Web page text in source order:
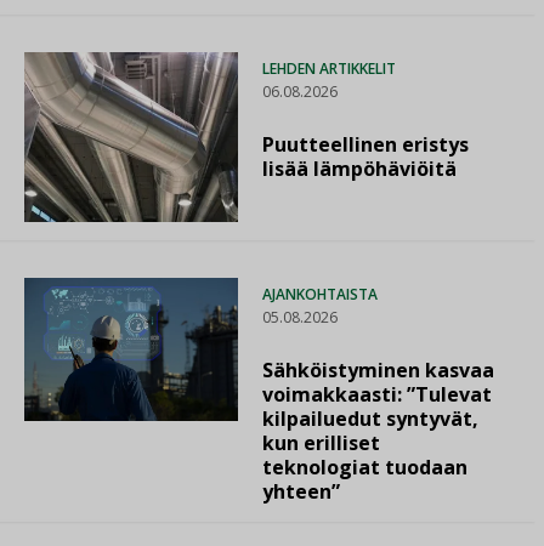
LEHDEN ARTIKKELIT
06.08.2026
Puutteellinen eristys
lisää lämpöhäviöitä
AJANKOHTAISTA
05.08.2026
Sähköistyminen kasvaa
voimakkaasti: ”Tulevat
kilpailuedut syntyvät,
kun erilliset
teknologiat tuodaan
yhteen”